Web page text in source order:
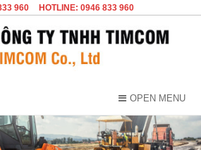
960 HOTLINE: 0946 833 960
OPEN MENU